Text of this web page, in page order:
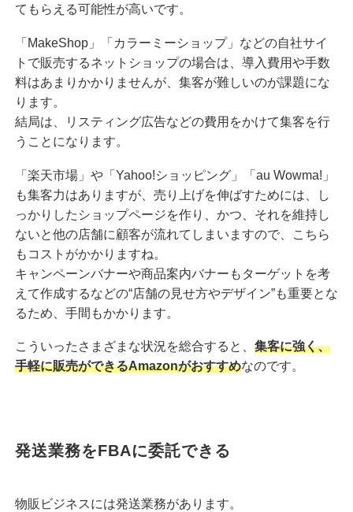
てもらえる可能性が高いです。
「MakeShop」「カラーミーショップ」などの自社サイ
トで販売するネットショップの場合は、導入費用や手数
料はあまりかかりませんが、集客が難しいのが課題にな
ります。
結局は、リスティング広告などの費用をかけて集客を行
うことになります。
「楽天市場」や「Yahoo!ショッピング」「au Wowma!」
も集客力はありますが、売り上げを伸ばすためには、し
っかりしたショップページを作り、かつ、それを維持し
ないと他の店舗に顧客が流れてしまいますので、こちら
もコストがかかりますね。
キャンペーンバナーや商品案内バナーもターゲットを考
えて作成するなどの“店舗の見せ方やデザイン”も重要とな
るため、手間もかかります。
こういったさまざまな状況を総合すると、 集客に強く、
手軽に販売ができるAmazonがおすすめなのです。
発送業務をFBAに委託できる
物販ビジネスには発送業務があります。